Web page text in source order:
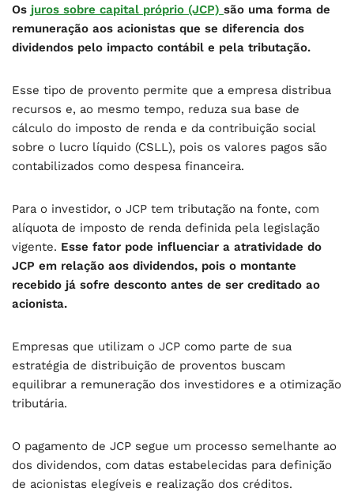
Os juros sobre capital próprio (JCP) são uma forma de
remuneração aos acionistas que se diferencia dos
dividendos pelo impacto contábil e pela tributação.
Esse tipo de provento permite que a empresa distribua
recursos e, ao mesmo tempo, reduza sua base de
cálculo do imposto de renda e da contribuição social
sobre o lucro líquido (CSLL), pois os valores pagos são
contabilizados como despesa financeira.
Para o investidor, o JCP tem tributação na fonte, com
alíquota de imposto de renda definida pela legislação
vigente. Esse fator pode influenciar a atratividade do
JCP em relação aos dividendos, pois o montante
recebido já sofre desconto antes de ser creditado ao
acionista.
Empresas que utilizam o JCP como parte de sua
estratégia de distribuição de proventos buscam
equilibrar a remuneração dos investidores e a otimização
tributária.
O pagamento de JCP segue um processo semelhante ao
dos dividendos, com datas estabelecidas para definição
de acionistas elegíveis e realização dos créditos.